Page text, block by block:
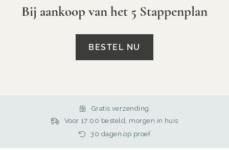
Bij aankoop van het 5 Stappenplan
BESTEL NU
Gratis verzending
Voor 17:00 besteld, morgen in huis
30 dagen op proef